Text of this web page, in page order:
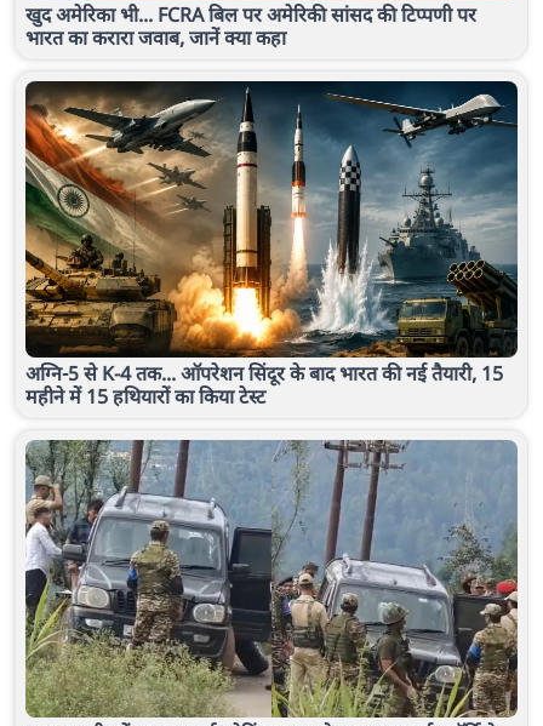
खुद अमेरिका भी... FCRA बिल पर अमेरिकी सांसद की टिप्पणी पर
भारत का करारा जवाब, जानें क्या कहा
अग्नि-5 से K-4 तक... ऑपरेशन सिंदूर के बाद भारत की नई तैयारी, 15
महीने में 15 हथियारों का किया टेस्ट